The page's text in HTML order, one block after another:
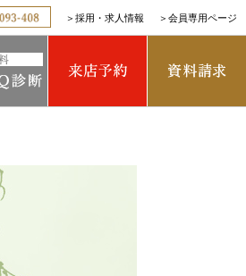
＞ 採用・求人情報 ＞ 会員専用ページ